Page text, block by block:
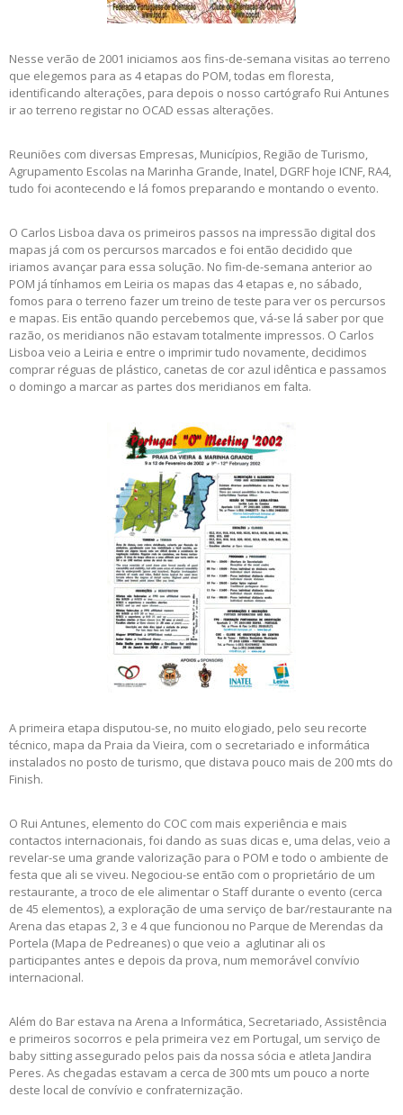
Nesse verão de 2001 iniciamos aos fins-de-semana visitas ao terreno
que elegemos para as 4 etapas do POM, todas em floresta,
identificando alterações, para depois o nosso cartógrafo Rui Antunes
ir ao terreno registar no OCAD essas alterações.
Reuniões com diversas Empresas, Municípios, Região de Turismo,
Agrupamento Escolas na Marinha Grande, Inatel, DGRF hoje ICNF, RA4,
tudo foi acontecendo e lá fomos preparando e montando o evento.
O Carlos Lisboa dava os primeiros passos na impressão digital dos
mapas já com os percursos marcados e foi então decidido que
iriamos avançar para essa solução. No fim-de-semana anterior ao
POM já tínhamos em Leiria os mapas das 4 etapas e, no sábado,
fomos para o terreno fazer um treino de teste para ver os percursos
e mapas. Eis então quando percebemos que, vá-se lá saber por que
razão, os meridianos não estavam totalmente impressos. O Carlos
Lisboa veio a Leiria e entre o imprimir tudo novamente, decidimos
comprar réguas de plástico, canetas de cor azul idêntica e passamos
o domingo a marcar as partes dos meridianos em falta.
A primeira etapa disputou-se, no muito elogiado, pelo seu recorte
técnico, mapa da Praia da Vieira, com o secretariado e informática
instalados no posto de turismo, que distava pouco mais de 200 mts do
Finish.
O Rui Antunes, elemento do COC com mais experiência e mais
contactos internacionais, foi dando as suas dicas e, uma delas, veio a
revelar-se uma grande valorização para o POM e todo o ambiente de
festa que ali se viveu. Negociou-se então com o proprietário de um
restaurante, a troco de ele alimentar o Staff durante o evento (cerca
de 45 elementos), a exploração de uma serviço de bar/restaurante na
Arena das etapas 2, 3 e 4 que funcionou no Parque de Merendas da
Portela (Mapa de Pedreanes) o que veio a aglutinar ali os
participantes antes e depois da prova, num memorável convívio
internacional.
Além do Bar estava na Arena a Informática, Secretariado, Assistência
e primeiros socorros e pela primeira vez em Portugal, um serviço de
baby sitting assegurado pelos pais da nossa sócia e atleta Jandira
Peres. As chegadas estavam a cerca de 300 mts um pouco a norte
deste local de convívio e confraternização.